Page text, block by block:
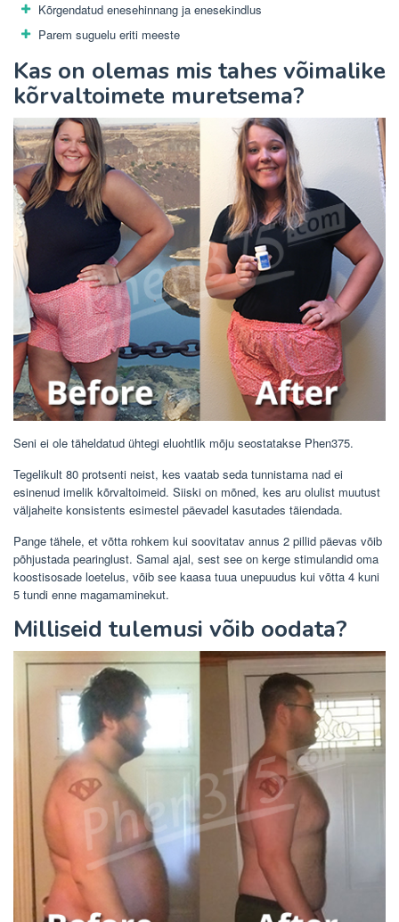
Kõrgendatud enesehinnang ja enesekindlus
Parem suguelu eriti meeste
Kas on olemas mis tahes võimalike
kõrvaltoimete muretsema?
Seni ei ole täheldatud ühtegi eluohtlik mõju seostatakse Phen375.
Tegelikult 80 protsenti neist, kes vaatab seda tunnistama nad ei
esinenud imelik kõrvaltoimeid. Siiski on mõned, kes aru olulist muutust
väljaheite konsistents esimestel päevadel kasutades täiendada.
Pange tähele, et võtta rohkem kui soovitatav annus 2 pillid päevas võib
põhjustada pearinglust. Samal ajal, sest see on kerge stimulandid oma
koostisosade loetelus, võib see kaasa tuua unepuudus kui võtta 4 kuni
5 tundi enne magamaminekut.
Milliseid tulemusi võib oodata?